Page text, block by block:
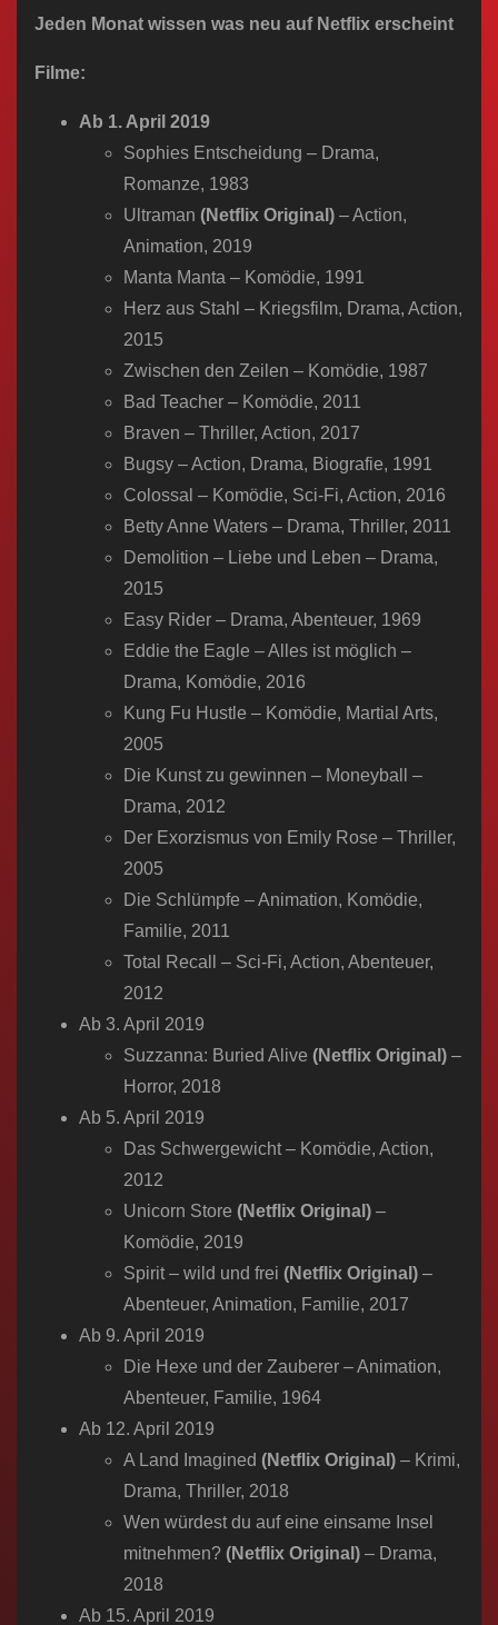
Jeden Monat wissen was neu auf Netflix erscheint
Filme:
Ab 1. April 2019
Sophies Entscheidung – Drama,
Romanze, 1983
Ultraman (Netflix Original) – Action,
Animation, 2019
Manta Manta – Komödie, 1991
Herz aus Stahl – Kriegsfilm, Drama, Action,
2015
Zwischen den Zeilen – Komödie, 1987
Bad Teacher – Komödie, 2011
Braven – Thriller, Action, 2017
Bugsy – Action, Drama, Biografie, 1991
Colossal – Komödie, Sci-Fi, Action, 2016
Betty Anne Waters – Drama, Thriller, 2011
Demolition – Liebe und Leben – Drama,
2015
Easy Rider – Drama, Abenteuer, 1969
Eddie the Eagle – Alles ist möglich –
Drama, Komödie, 2016
Kung Fu Hustle – Komödie, Martial Arts,
2005
Die Kunst zu gewinnen – Moneyball –
Drama, 2012
Der Exorzismus von Emily Rose – Thriller,
2005
Die Schlümpfe – Animation, Komödie,
Familie, 2011
Total Recall – Sci-Fi, Action, Abenteuer,
2012
Ab 3. April 2019
Suzzanna: Buried Alive (Netflix Original) –
Horror, 2018
Ab 5. April 2019
Das Schwergewicht – Komödie, Action,
2012
Unicorn Store (Netflix Original) –
Komödie, 2019
Spirit – wild und frei (Netflix Original) –
Abenteuer, Animation, Familie, 2017
Ab 9. April 2019
Die Hexe und der Zauberer – Animation,
Abenteuer, Familie, 1964
Ab 12. April 2019
A Land Imagined (Netflix Original) – Krimi,
Drama, Thriller, 2018
Wen würdest du auf eine einsame Insel
mitnehmen? (Netflix Original) – Drama,
2018
Ab 15. April 2019